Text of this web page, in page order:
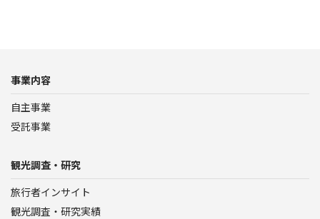
事業内容
自主事業
受託事業
観光調査・研究
旅行者インサイト
観光調査・研究実績